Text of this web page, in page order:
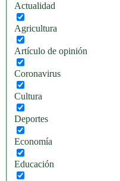
Actualidad
Agricultura
Artículo de opinión
Coronavirus
Cultura
Deportes
Economía
Educación